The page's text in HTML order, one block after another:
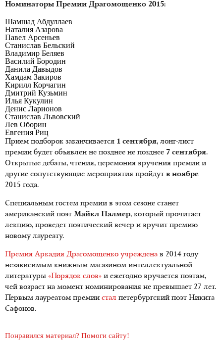
Номинаторы Премии Драгомощенко 2015:
Шамшад Абдуллаев
Наталия Азарова
Павел Арсеньев
Станислав Бельский
Владимир Беляев
Василий Бородин
Данила Давыдов
Хамдам Закиров
Кирилл Корчагин
Дмитрий Кузьмин
Илья Кукулин
Денис Ларионов
Станислав Львовский
Лев Оборин
Евгения Риц
Прием подборок заканчивается 1 сентября, лонг-лист
премии будет объявлен не позднее не позднее 7 сентября.
Открытые дебаты, чтения, церемония вручения премии и
другие сопутствующие мероприятия пройдут в ноябре
2015 года.
Специальным гостем премии в этом сезоне станет
американский поэт Майкл Палмер, который прочитает
лекцию, проведет поэтический вечер и вручит премию
новому лауреату.
Премия Аркадия Драгомощенко учреждена в 2014 году
независимым книжным магазином интеллектуальной
литературы «Порядок слов» и ежегодно вручается поэтам,
чей возраст на момент номинирования не превышает 27 лет.
Первым лауреатом премии стал петербургский поэт Никита
Сафонов.
Понравился материал? Помоги сайту!